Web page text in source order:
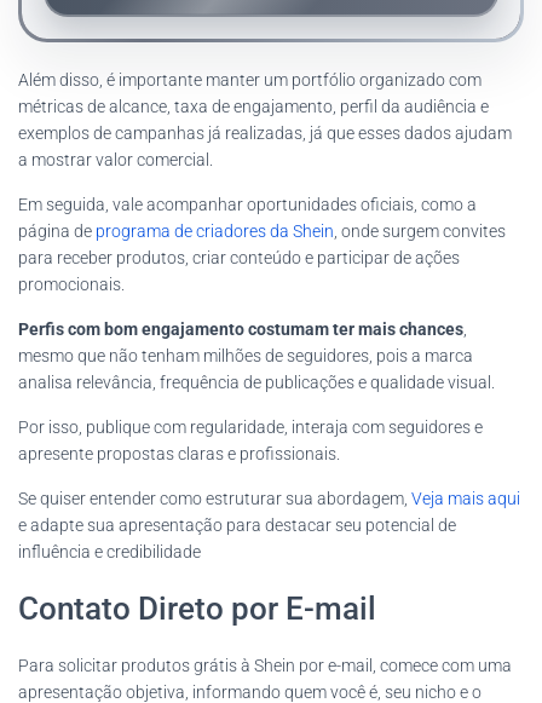
Além disso, é importante manter um portfólio organizado com
métricas de alcance, taxa de engajamento, perfil da audiência e
exemplos de campanhas já realizadas, já que esses dados ajudam
a mostrar valor comercial.
Em seguida, vale acompanhar oportunidades oficiais, como a
página de programa de criadores da Shein , onde surgem convites
para receber produtos, criar conteúdo e participar de ações
promocionais.
Perfis com bom engajamento costumam ter mais chances
mesmo que não tenham milhões de seguidores, pois a marca
analisa relevância, frequência de publicações e qualidade visual.
Por isso, publique com regularidade, interaja com seguidores e
apresente propostas claras e profissionais.
Se quiser entender como estruturar sua abordagem, Veja mais aqui
e adapte sua apresentação para destacar seu potencial de
influência e credibilidade
Contato Direto por E-mail
Para solicitar produtos grátis à Shein por e-mail, comece com uma
apresentação objetiva, informando quem você é, seu nicho e o